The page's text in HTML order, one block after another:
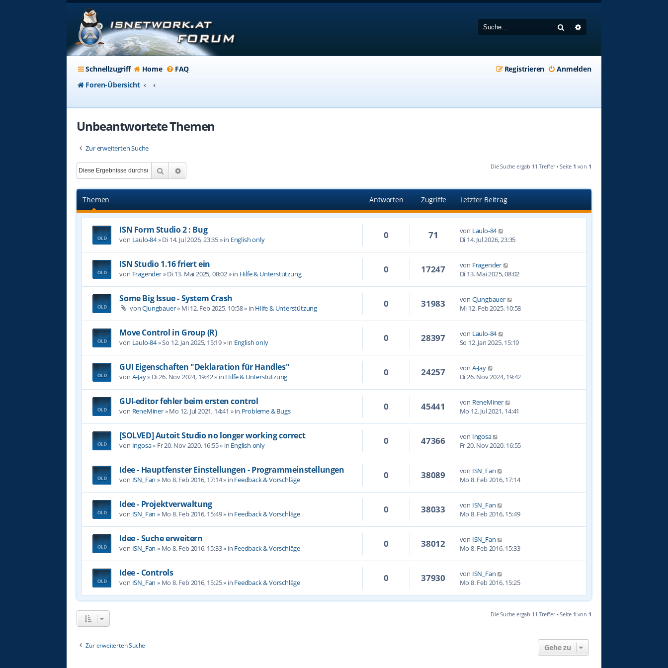
Suche
Schnellzugriff Home FAQ Anmelden
Registrieren
Foren-Übersicht
Unbeantwortete Themen
Zur erweiterten Suche
Suche Die Suche ergab 11 Treffer • Seite 1 von 1
Themen Antworten Zugriffe Letzter Beitrag
ISN Form Studio 2 : Bug
von Laulo-84»Di 14. Jul 2026, 23:35» in English only 0 71 von Laulo-84
Di 14. Jul 2026, 23:35
ISN Studio 1.16 friert ein
von Fragender»Di 13. Mai 2025, 08:02» in Hilfe & Unterstützung 0 17247 von Fragender
Di 13. Mai 2025, 08:02
Some Big Issue - System Crash
vonCJungbauer» Mi 12. Feb 2025, 10:58» in Hilfe & Unterstützung 0 31983 von CJungbauer
Mi 12. Feb 2025, 10:58
Move Control in Group (R)
von Laulo-84»So 12. Jan 2025, 15:19» in English only 0 28397 von Laulo-84
So 12. Jan 2025, 15:19
GUI Eigenschaften "Deklaration für Handles"
von A-Jay» Di 26. Nov 2024, 19:42» in Hilfe & Unterstützung 0 24257 von A-Jay
Di 26. Nov 2024, 19:42
GUI-editor fehler beim ersten control
von ReneMiner»Mo 12. Jul 2021, 14:41 » in Probleme & Bugs 0 45441 von ReneMiner
Mo 12. Jul 2021, 14:41
[SOLVED] Autoit Studio no longer working correct
von Ingosa» Fr 20. Nov 2020, 16:55» in English only 0 47366 von Ingosa
Fr 20. Nov 2020, 16:55
Idee - Hauptfenster Einstellungen - Programmeinstellungen
von ISN_Fan » Mo 8. Feb 2016, 17:14» in Feedback & Vorschläge 0 38089 von ISN_Fan
Mo 8. Feb 2016, 17:14
Idee - Projektverwaltung
von ISN_Fan » Mo 8. Feb 2016, 15:49» in Feedback & Vorschläge 0 38033 von ISN_Fan
Mo 8. Feb 2016, 15:49
Idee - Suche erweitern
von ISN_Fan » Mo 8. Feb 2016, 15:33» in Feedback & Vorschläge 0 38012 von ISN_Fan
Mo 8. Feb 2016, 15:33
Idee - Controls
von ISN_Fan » Mo 8. Feb 2016, 15:25» in Feedback & Vorschläge 0 37930 von ISN_Fan
Mo 8. Feb 2016, 15:25
Die Suche ergab 11 Treffer • Seite 1 von 1
Zur erweiterten Suche Gehe zu